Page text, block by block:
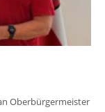
Oberbürgermeister